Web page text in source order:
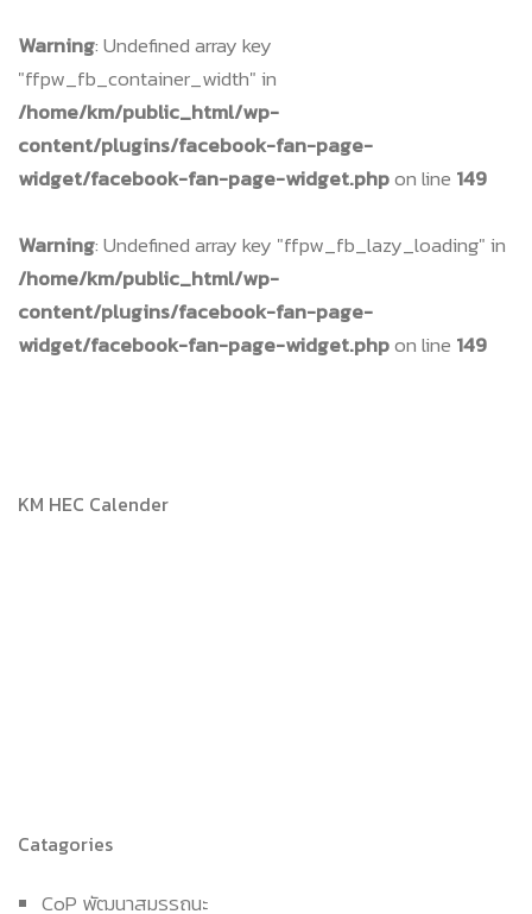
Warning: Undefined array key
"ffpw_fb_container_width" in
/home/km/public_html/wp-
content/plugins/facebook-fan-page-
widget/facebook-fan-page-widget.phpon line 149
Warning: Undefined array key "ffpw_fb_lazy_loading" in
/home/km/public_html/wp-
content/plugins/facebook-fan-page-
widget/facebook-fan-page-widget.phpon line 149
KM HEC Calender
Catagories
CoP พัฒนาสมรรถนะ